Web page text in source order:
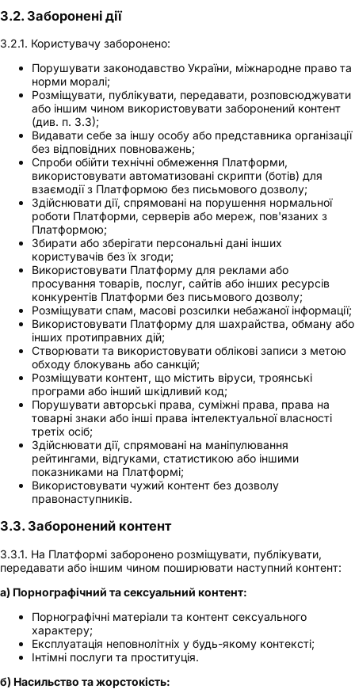
3.2. Заборонені дії
3.2.1. Користувачу заборонено:
Порушувати законодавство України, міжнародне право та
норми моралі;
Розміщувати, публікувати, передавати, розповсюджувати
або іншим чином використовувати заборонений контент
(див. п. 3.3);
Видавати себе за іншу особу або представника організації
без відповідних повноважень;
Спроби обійти технічні обмеження Платформи,
використовувати автоматизовані скрипти (ботів) для
взаємодії з Платформою без письмового дозволу;
Здійснювати дії, спрямовані на порушення нормальної
роботи Платформи, серверів або мереж, пов'язаних з
Платформою;
Збирати або зберігати персональні дані інших
користувачів без їх згоди;
Використовувати Платформу для реклами або
просування товарів, послуг, сайтів або інших ресурсів
конкурентів Платформи без письмового дозволу;
Розміщувати спам, масові розсилки небажаної інформації;
Використовувати Платформу для шахрайства, обману або
інших протиправних дій;
Створювати та використовувати облікові записи з метою
обходу блокувань або санкцій;
Розміщувати контент, що містить віруси, троянські
програми або інший шкідливий код;
Порушувати авторські права, суміжні права, права на
товарні знаки або інші права інтелектуальної власності
третіх осіб;
Здійснювати дії, спрямовані на маніпулювання
рейтингами, відгуками, статистикою або іншими
показниками на Платформі;
Використовувати чужий контент без дозволу
правонаступників.
3.3. Заборонений контент
3.3.1. На Платформі заборонено розміщувати, публікувати,
передавати або іншим чином поширювати наступний контент:
а) Порнографічний та сексуальний контент:
Порнографічні матеріали та контент сексуального
характеру;
Експлуатація неповнолітніх у будь-якому контексті;
Інтімні послуги та проституція.
б) Насильство та жорстокість: